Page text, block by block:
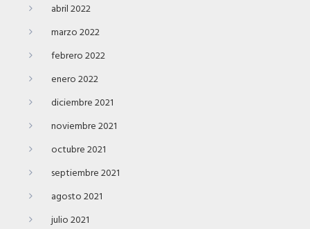
abril 2022
marzo 2022
febrero 2022
enero 2022
diciembre 2021
noviembre 2021
octubre 2021
septiembre 2021
agosto 2021
julio 2021